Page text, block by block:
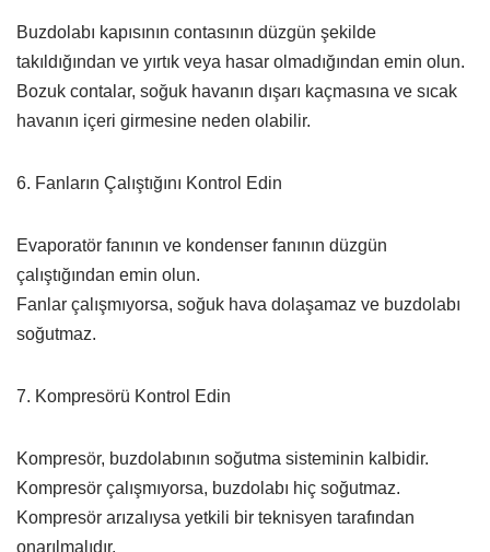
Buzdolabı kapısının contasının düzgün şekilde
takıldığından ve yırtık veya hasar olmadığından emin olun.
Bozuk contalar, soğuk havanın dışarı kaçmasına ve sıcak
havanın içeri girmesine neden olabilir.
6. Fanların Çalıştığını Kontrol Edin
Evaporatör fanının ve kondenser fanının düzgün
çalıştığından emin olun.
Fanlar çalışmıyorsa, soğuk hava dolaşamaz ve buzdolabı
soğutmaz.
7. Kompresörü Kontrol Edin
Kompresör, buzdolabının soğutma sisteminin kalbidir.
Kompresör çalışmıyorsa, buzdolabı hiç soğutmaz.
Kompresör arızalıysa yetkili bir teknisyen tarafından
onarılmalıdır.